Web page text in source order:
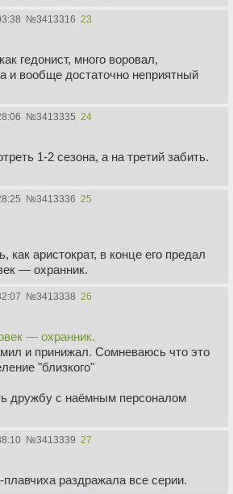
№3413316 23
гедонист, много воровал,
и вообще достаточно неприятный
№3413335 24
1-2 сезона, а на третий забить.
№3413336 25
как аристократ, в конце его предал
— охранник.
№3413338 26
— охранник.
и принижал. Сомневаюсь что это
"близкого"
дружбу с наёмным персоналом
№3413339 27
раздражала все серии.